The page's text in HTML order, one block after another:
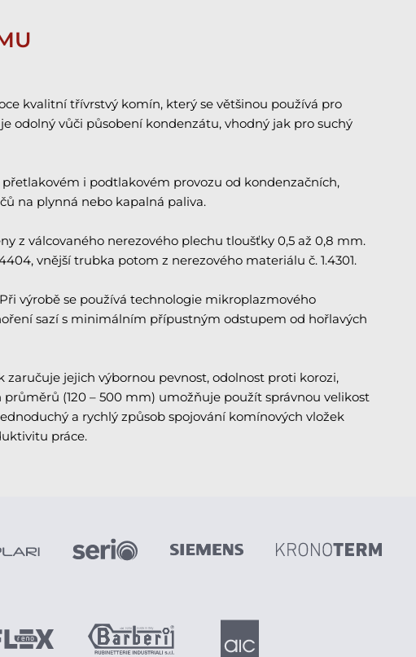
kvalitní třívrstvý komín, který se většinou používá pro
odolný vůči působení kondenzátu, vhodný jak pro suchý
i podtlakovém provozu od kondenzačních,
na plynná nebo kapalná paliva.
z válcovaného nerezového plechu tloušťky 0,5 až 0,8 mm.
vnější trubka potom z nerezového materiálu č. 1.4301.
výrobě se používá technologie mikroplazmového
sazí s minimálním přípustným odstupem od hořlavých
jejich výbornou pevnost, odolnost proti korozi,
(120 – 500 mm) umožňuje použít správnou velikost
a rychlý způsob spojování komínových vložek
práce.